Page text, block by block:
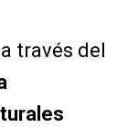
través del